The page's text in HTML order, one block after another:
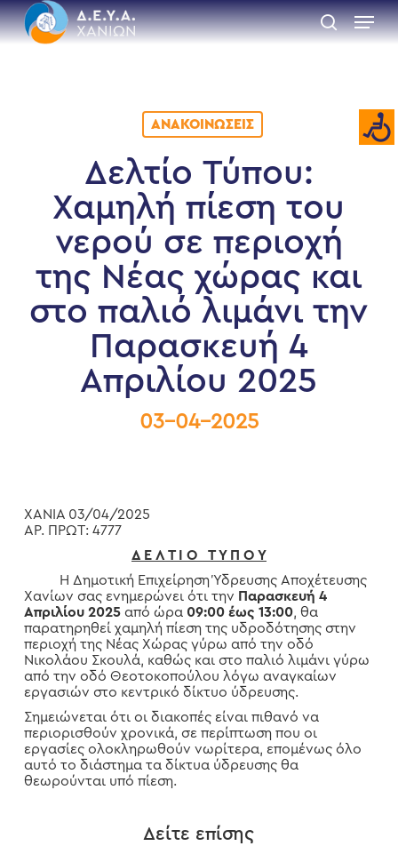
Skip
to
main
search
Menu
ΑΝΑΚΟΙΝΏΣΕΙΣ
Δελτίο Τύπου:
Χαμηλή πίεση του
νερού σε περιοχή
της Νέας χώρας και
στο παλιό λιμάνι την
Παρασκευή 4
Απριλίου 2025
03-04-2025
ΧΑΝΙΑ 03/04/2025
ΑΡ. ΠΡΩΤ: 4777
Δ Ε Λ Τ Ι Ο Τ Υ Π Ο Υ
Η Δημοτική Επιχείρηση Ύδρευσης Αποχέτευσης
Χανίων σας ενημερώνει ότι την Παρασκευή 4
Απριλίου 2025από ώρα 09:00 έως 13:00, θα
παρατηρηθεί χαμηλή πίεση της υδροδότησης στην
περιοχή της Νέας Χώρας γύρω από την οδό
Νικολάου Σκουλά, καθώς και στο παλιό λιμάνι γύρω
από την οδό Θεοτοκοπούλου λόγω αναγκαίων
εργασιών στο κεντρικό δίκτυο ύδρευσης.
Σημειώνεται ότι οι διακοπές είναι πιθανό να
περιορισθούν χρονικά, σε περίπτωση που οι
εργασίες ολοκληρωθούν νωρίτερα, επομένως όλο
αυτό το διάστημα τα δίκτυα ύδρευσης θα
θεωρούνται υπό πίεση.
Δείτε επίσης